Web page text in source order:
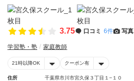
3.75 口コミ 6件 写真
学習塾・塾 家庭教師
21時以降OK クーポン有
住所
千葉県市川市宮久保３丁目１−１０